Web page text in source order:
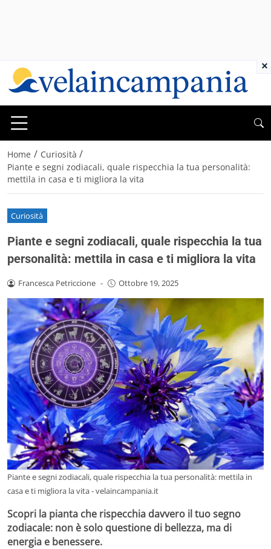
Home / Curiosità /
Piante e segni zodiacali, quale rispecchia la tua personalità:
mettila in casa e ti migliora la vita
Curiosità
Piante e segni zodiacali, quale rispecchia la tua
personalità: mettila in casa e ti migliora la vita
Francesca Petriccione - Ottobre 19, 2025
Piante e segni zodiacali, quale rispecchia la tua personalità: mettila in
casa e ti migliora la vita - velaincampania.it
Scopri la pianta che rispecchia davvero il tuo segno
zodiacale: non è solo questione di bellezza, ma di
energia e benessere.
×